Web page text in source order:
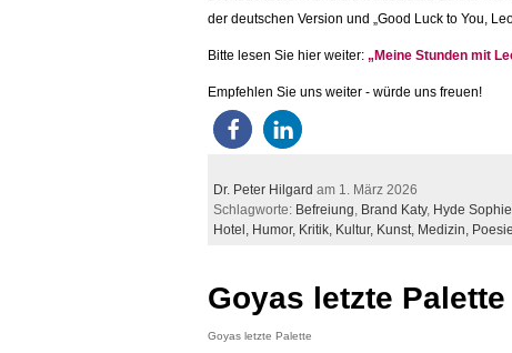
der deutschen Version und „Good Luck to You,
Bitte lesen Sie hier weiter: „Meine Stunden mit
Empfehlen Sie uns weiter - würde uns freuen!
Dr. Peter Hilgard am 1. März 2026
Schlagworte: Befreiung Brand Katy, Hyde Sophie
Hotel, Humor, Kritik, Kultur, Kunst, Medizin, Poesie,
Goyas letzte
Goyas letzte Palette